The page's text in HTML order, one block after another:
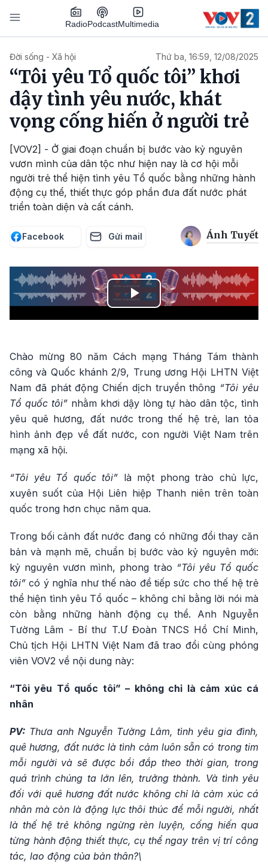
Nhảy đến nội dung
RadioPodcastMultimedia
Đời sống - Xã hội Thứ ba, 16:59, 12/08/2025
“Tôi yêu Tổ quốc tôi” khơi
dậy tình yêu nước, khát
vọng cống hiến ở người trẻ
[VOV2] - Ở giai đoạn chuẩn bị bước vào kỷ nguyên
vươn mình của dân tộc như hiện nay là cơ hội mỗi
người trẻ thể hiện tình yêu Tổ quốc bằng những hành
động cụ thể, thiết thực góp phần đưa đất nước phát
triển toàn diện và cất cánh.
Facebook Gửi mail Ánh Tuyết
Play
Chào mừng 80 năm Cách mạng Tháng Tám thành
công và Quốc khánh 2/9, Trung ương Hội LHTN Việt
Nam đã phát động Chiến dịch truyền thông “Tôi yêu
Tổ quốc tôi” nhằm khơi dậy lòng tự hào dân tộc, tình
yêu quê hương, đất nước trong thế hệ trẻ, lan tỏa
hình ảnh đẹp về đất nước, con người Việt Nam trên
mạng xã hội.
“Tôi yêu Tổ quốc tôi” là một phong trào chủ lực,
xuyên suốt của Hội Liên hiệp Thanh niên trên toàn
quốc trong hơn chục năm qua.
Trong bối cảnh đất nước đang có những đổi thay căn
bản và mạnh mẽ, chuẩn bị bước vào kỷ nguyên mới:
kỷ nguyên vươn mình, phong trào “Tôi yêu Tổ quốc
tôi” có ý nghĩa như thế nào để tiếp sức cho thế hệ trẻ
thể hiện tình yêu Tổ quốc – không chỉ bằng lời nói mà
còn bằng những hành động cụ thể. Anh Nguyễn
Tường Lâm - Bí thư T.Ư Đoàn TNCS Hồ Chí Minh,
Chủ tịch Hội LHTN Việt Nam đã trao đổi cùng phóng
viên VOV2 về nội dung này:
“Tôi yêu Tổ quốc tôi” – không chỉ là cảm xúc cá
nhân
PV: Thưa anh Nguyễn Tường Lâm, tình yêu gia đình,
quê hương, đất nước là tình cảm luôn sẵn có trong tim
mỗi người và sẽ được bồi đắp theo thời gian, trong
quá trình chúng ta lớn lên, trưởng thành. Và tình yêu
đối với quê hương đất nước không chỉ là cảm xúc cá
nhân mà còn là động lực thôi thúc để mỗi người, nhất
là thế hệ trẻ không ngừng rèn luyện, cống hiến qua
từng hành động thiết thực, cụ thể ngay trên vị trí công
tác, lao động của bản thân?\